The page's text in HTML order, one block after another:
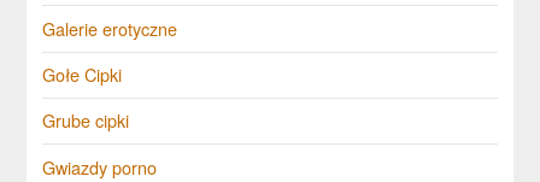
Galerie erotyczne
Gołe Cipki
Grube cipki
Gwiazdy porno